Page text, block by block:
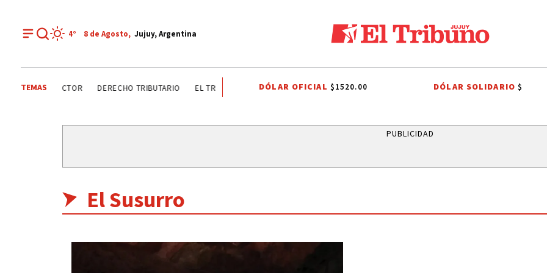
4° 8 de Agosto, Jujuy, Argentina
TEMAS
ANALIZAN SECTOR DERECHO TRIBUTARIO EL TRIBUNO POR LOS BARRIOS ONDA ESTUDIANTIL 2026 ÁLVARO MAXIMILIANO SAIQUITA
DÓLAR OFICIAL $1520.00 DÓLAR SOLIDARIO$
PUBLICIDAD
El Susurro